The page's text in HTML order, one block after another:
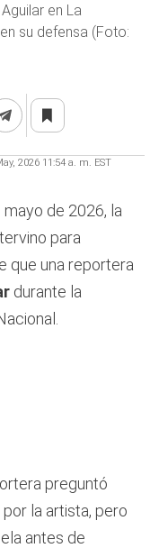
en La
su defensa (Foto:
2026 11:54 a. m. EST
de 2026, la
para
que una reportera
durante la
preguntó
la artista, pero
antes de